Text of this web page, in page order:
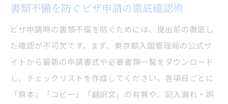
書類不備を防ぐビザ申請の徹底確認術
ビザ申請時の書類不備を防ぐためには、提出前の徹底し
た確認が不可欠です。まず、東京都入国管理局の公式サ
イトから最新の申請書式や必要書類一覧をダウンロード
し、チェックリストを作成してください。各項目ごとに
「原本」「コピー」「翻訳文」の有無や、記入漏れ・誤